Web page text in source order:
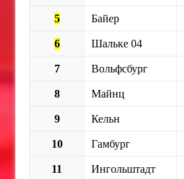
5 Байер
6 Шальке 04
7 Вольфсбург
8 Майнц
9 Кельн
10 Гамбург
11 Ингольштадт